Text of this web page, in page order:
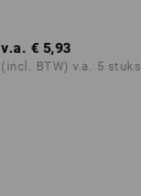
v.a. € 5,93
(incl. BTW) v.a. 5 stuks